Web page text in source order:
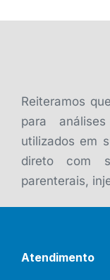
Reiteramos
para
utilizados em
direto com
parenterais,
Atendimento